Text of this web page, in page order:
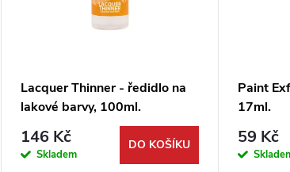
Lacquer Thinner - ředidlo na
lakové barvy, 100ml.
146 Kč
Skladem
DO KOŠÍKU
Paint
17ml.
59 Kč